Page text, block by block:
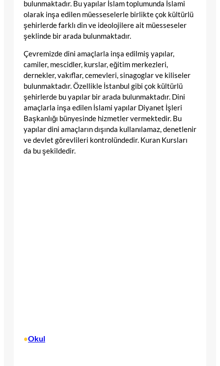
bulunmaktadır. Bu yapılar İslam toplumunda İslami
olarak inşa edilen müesseselerle birlikte çok kültürlü
şehirlerde farklı din ve ideolojilere ait müesseseler
şeklinde bir arada bulunmaktadır.
Çevremizde dini amaçlarla inşa edilmiş yapılar,
camiler, mescidler, kurslar, eğitim merkezleri,
dernekler, vakıflar, cemevleri, sinagoglar ve kiliseler
bulunmaktadır. Özellikle İstanbul gibi çok kültürlü
şehirlerde bu yapılar bir arada bulunmaktadır. Dini
amaçlarla inşa edilen İslami yapılar Diyanet İşleri
Başkanlığı bünyesinde hizmetler vermektedir. Bu
yapılar dini amaçların dışında kullanılamaz, denetlenir
ve devlet görevlileri kontrolündedir. Kuran Kursları
da bu şekildedir.
•Okul